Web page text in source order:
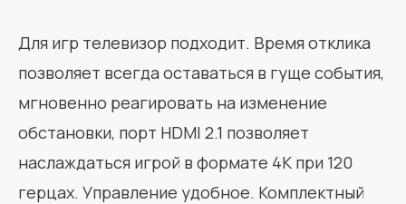
Для игр телевизор подходит. Время отклика
позволяет всегда оставаться в гуще события,
мгновенно реагировать на изменение
обстановки, порт HDMI 2.1 позволяет
наслаждаться игрой в формате 4K при 120
герцах. Управление удобное. Комплектный